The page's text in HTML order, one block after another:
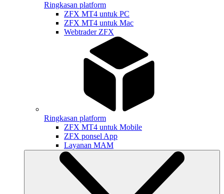
Ringkasan platform
ZFX MT4 untuk PC
ZFX MT4 untuk Mac
Webtrader ZFX
Ringkasan platform
ZFX MT4 untuk Mobile
ZFX ponsel App
Layanan MAM